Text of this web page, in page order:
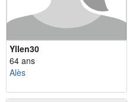
Yllen30
64 ans
Alès